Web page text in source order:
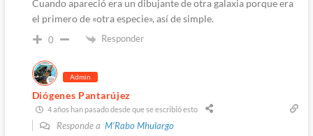
Cuando apareció era un dibujante de otra galaxia porque era
el primero de «otra especie», así de simple.
0 Responder
Admin
Diógenes Pantarújez
4 años han pasado desde que se escribió esto
Responde a M'Rabo Mhulargo